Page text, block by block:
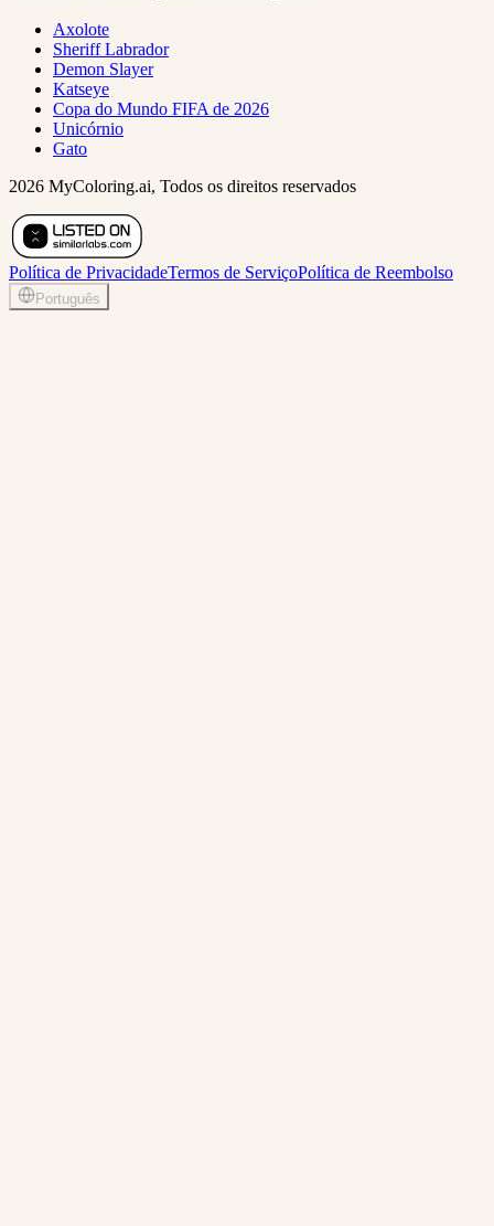
Axolote
Sheriff Labrador
Demon Slayer
Katseye
Copa do Mundo FIFA de 2026
Unicórnio
Gato
2026 MyColoring.ai, Todos os direitos reservados
Política de PrivacidadeTermos de ServiçoPolítica de Reembolso
Português